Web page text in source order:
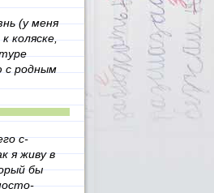
(у меня
коляске,
с родным
с­
я живу в
бы